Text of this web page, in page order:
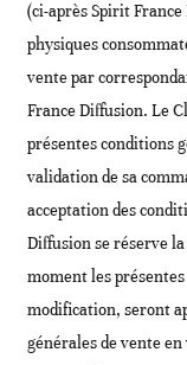
(ci-après Spirit
physiques
vente par
France Diffusion. Le
présentes conditions
validation de sa
acceptation des
Diffusion se réserve
moment les
modification, seront
générales de vente